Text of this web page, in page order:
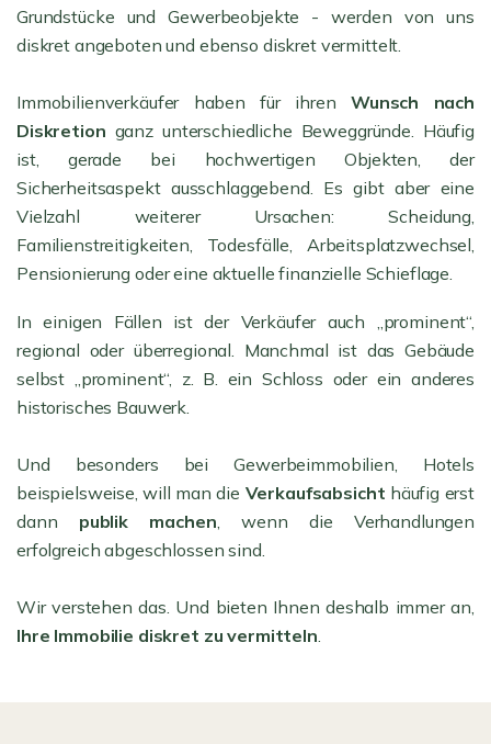
Grundstücke und Gewerbeobjekte - werden von uns
diskret angeboten und ebenso diskret vermittelt.
Immobilienverkäufer haben für ihrenWunsch nach
Diskretion ganz unterschiedliche Beweggründe. Häufig
ist, gerade bei hochwertigen Objekten, der
Sicherheitsaspekt ausschlaggebend. Es gibt aber eine
Vielzahl weiterer Ursachen: Scheidung,
Familienstreitigkeiten, Todesfälle, Arbeitsplatzwechsel,
Pensionierung oder eine aktuelle finanzielle Schieflage.
In einigen Fällen ist der Verkäufer auch „prominent“,
regional oder überregional. Manchmal ist das Gebäude
selbst „prominent“, z. B. ein Schloss oder ein anderes
historisches Bauwerk.
Und besonders bei Gewerbeimmobilien, Hotels
beispielsweise, will man die Verkaufsabsicht häufig erst
dann publik machen, wenn die Verhandlungen
erfolgreich abgeschlossen sind.
Wir verstehen das. Und bieten Ihnen deshalb immer an,
Ihre Immobilie diskret zu vermitteln.